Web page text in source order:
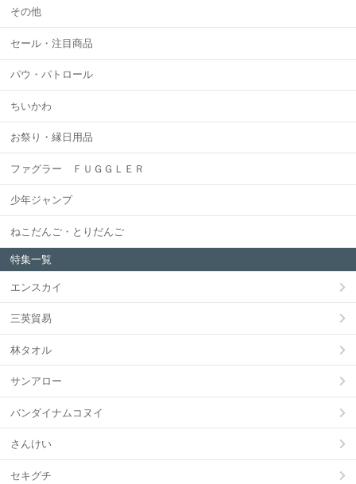
その他
セール・注目商品
パウ・パトロール
ちいかわ
お祭り・縁日用品
ファグラー ＦＵＧＧＬＥＲ
少年ジャンプ
ねこだんご・とりだんご
特集一覧
エンスカイ
三英貿易
林タオル
サンアロー
バンダイナムコヌイ
さんけい
セキグチ